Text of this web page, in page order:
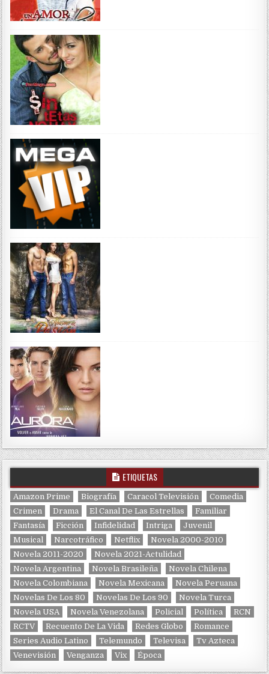
ETIQUETAS
Amazon Prime Biografía Caracol Televisión
Comedia
Crimen
Drama El Canal De Las Estrellas
Familiar
Fantasía
Ficción Infidelidad Intriga
Juvenil
Musical
Narcotráfico Netflix
Novela 2000-2010
Novela 2011-2020
Novela 2021-Actulidad
Novela Argentina
Novela Brasileña
Novela Chilena
Novela Colombiana
Novela Mexicana
Novela Peruana
Novelas De Los 80
Novelas De Los 90
Novela Turca
Novela USA
Novela Venezolana Policial Política
RCN
RCTV
Recuento De La Vida Redes Globo
Romance
Series Audio Latino
Telemundo Televisa
Tv Azteca
Venevisión
Venganza Vix Época